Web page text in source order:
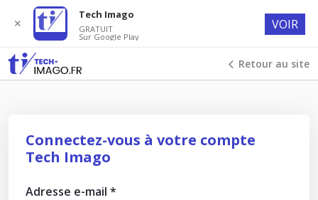
Retour au site
Connectez-vous à votre compte
Tech Imago
Adresse e-mail *
✕
Tech Imago
GRATUIT
Sur Google Play
VOIR